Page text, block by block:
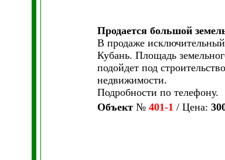
Продается большой
В продаже
Кубань. Площадь
подойдет под
недвижимости.
Подробности по телефону.
Объект № 401-1 / Цена: